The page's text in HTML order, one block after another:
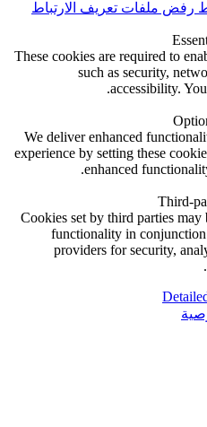
رفض ملفات تعريف الارتباط
These cookies are required to
such as security,
accessibility.
We deliver enhanced
experience by setting these
enhanced
Third-
Cookies set by third parties
functionality in
providers for security,